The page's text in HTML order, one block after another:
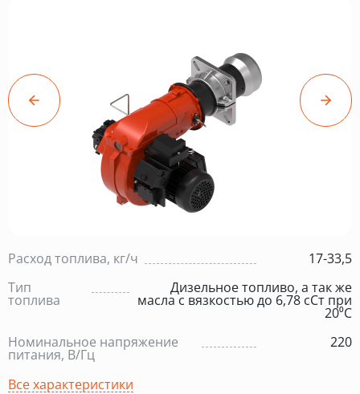
Расход топлива, кг/ч
17-33,5
Тип
топлива
Дизельное топливо, а так же
масла с вязкостью до 6,78 сСт при
20⁰С
Номинальное напряжение
питания, В/Гц
220
Все характеристики